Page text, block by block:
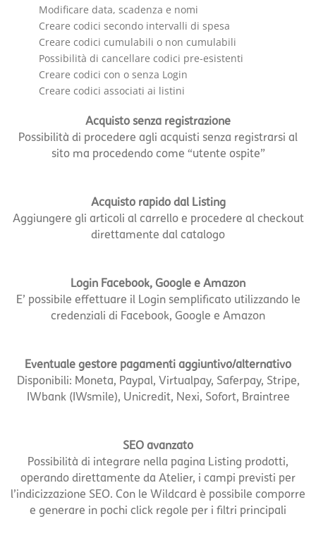
Modificare data, scadenza e nomi
Creare codici secondo intervalli di spesa
Creare codici cumulabili o non cumulabili
Possibilità di cancellare codici pre-esistenti
Creare codici con o senza Login
Creare codici associati ai listini
Acquisto senza registrazione
Possibilità di procedere agli acquisti senza registrarsi al
sito ma procedendo come “utente ospite”
Acquisto rapido dal Listing
Aggiungere gli articoli al carrello e procedere al checkout
direttamente dal catalogo
Login Facebook, Google e Amazon
E’ possibile effettuare il Login semplificato utilizzando le
credenziali di Facebook, Google e Amazon
Eventuale gestore pagamenti aggiuntivo/alternativo
Disponibili: Moneta, Paypal, Virtualpay, Saferpay, Stripe,
IWbank (IWsmile), Unicredit, Nexi, Sofort, Braintree
SEO avanzato
Possibilità di integrare nella pagina Listing prodotti,
operando direttamente da Atelier, i campi previsti per
l’indicizzazione SEO. Con le Wildcard è possibile comporre
e generare in pochi click regole per i filtri principali